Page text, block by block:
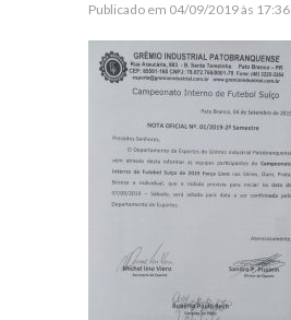
Publicado em 04/09/2019 às 17:36